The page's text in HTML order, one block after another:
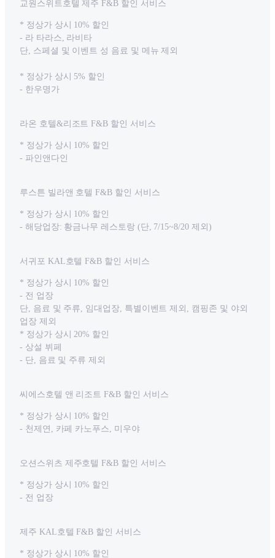
교원스위트호텔 제주 F&B 할인 서비스
* 정상가 상시 10% 할인
- 라 타라스, 라비타
단, 스페셜 및 이벤트 성 음료 및 메뉴 제외
* 정상가 상시 5% 할인
- 한우명가
라온 호텔&리조트 F&B 할인 서비스
* 정상가 상시 10% 할인
- 파인앤다인
루스튼 빌라앤 호텔 F&B 할인 서비스
* 정상가 상시 10% 할인
- 해당업장: 황금나무 레스토랑 (단, 7/15~8/20 제외)
서귀포 KAL호텔 F&B 할인 서비스
* 정상가 상시 10% 할인
- 전 업장
단, 음료 및 주류, 임대업장, 특별이벤트 제외, 캠핑존 및 야외
업장 제외
* 정상가 상시 20% 할인
- 상설 뷔페
- 단, 음료 및 주류 제외
씨에스호텔 앤 리조트 F&B 할인 서비스
* 정상가 상시 10% 할인
- 천제연, 카페 카노푸스, 미우야
오션스위츠 제주호텔 F&B 할인 서비스
* 정상가 상시 10% 할인
- 전 업장
제주 KAL호텔 F&B 할인 서비스
* 정상가 상시 10% 할인